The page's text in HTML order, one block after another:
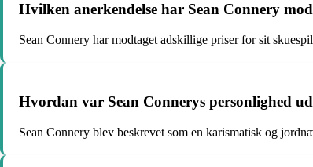
Hvilken anerkendelse har Sean Connery
Sean Connery har modtaget adskillige priser for sit
Hvordan var Sean Connerys personlighed
Sean Connery blev beskrevet som en karismatisk og